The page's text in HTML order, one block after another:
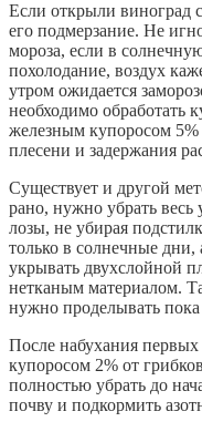
Если открыли виноград
его подмерзание. Не
мороза, если в
похолодание, воздух
утром ожидается
необходимо обработать
железным купоросом 5%
плесени и задержания
Существует и другой
рано, нужно убрать
лозы, не убирая
только в солнечные дни,
укрывать двухслойной
нетканым материалом.
нужно проделывать пока
После набухания
купоросом 2% от
полностью убрать до
почву и подкормить